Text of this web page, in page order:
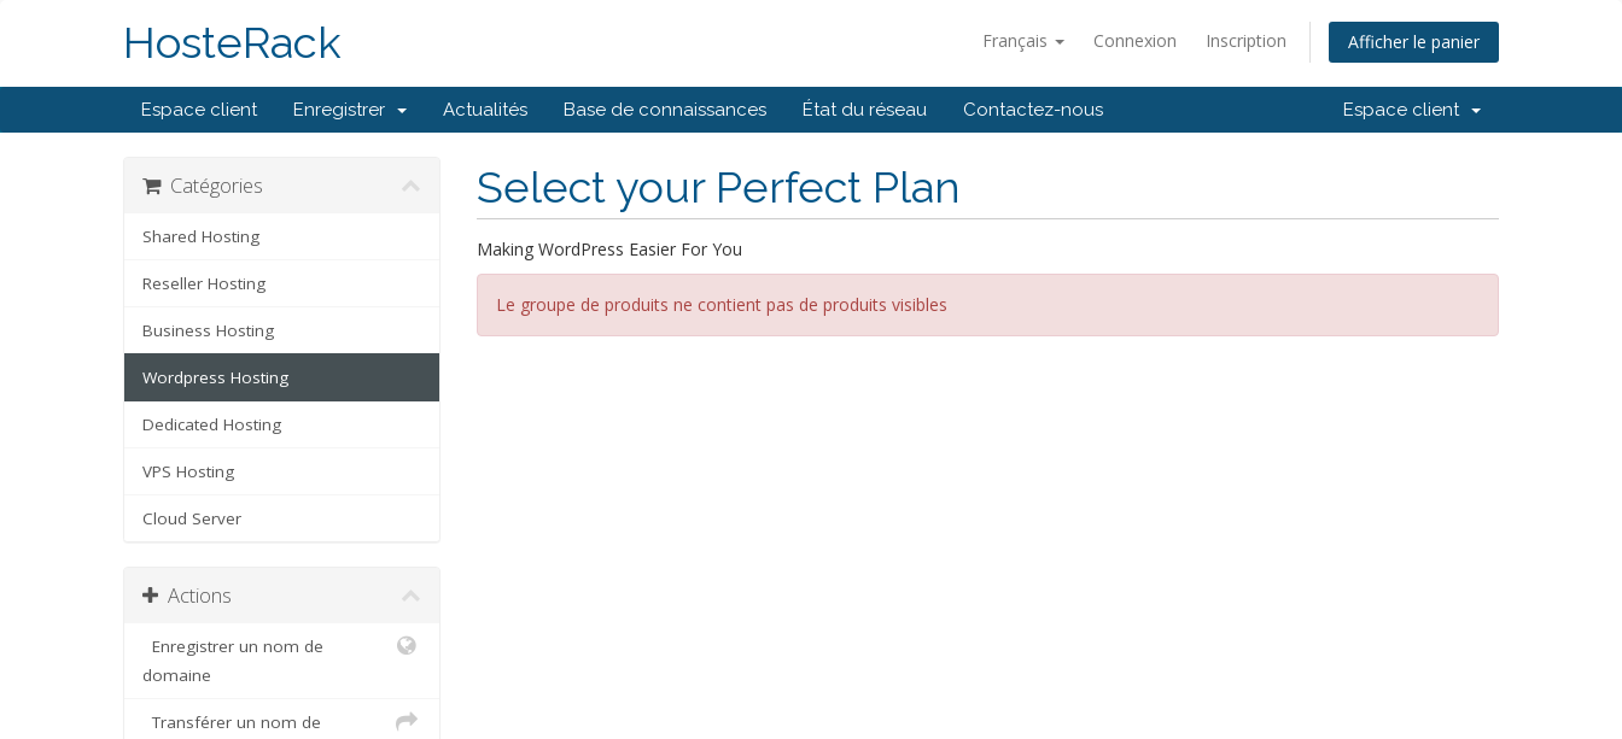
Français Connexion Inscription Afficher le panier
HosteRack
Espace client Enregistrer Actualités Base de connaissances État du réseau Contactez-nous Espace client
Select your Perfect Plan
Making WordPress Easier For You
Le groupe de produits ne contient pas de produits visibles
Catégories
Shared Hosting
Reseller Hosting
Business Hosting
Wordpress Hosting
Dedicated Hosting
VPS Hosting
Cloud Server
Actions
Enregistrer un nom de
domaine
Transférer un nom de